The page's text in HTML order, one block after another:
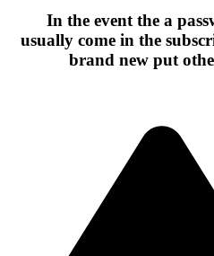
In the event the a
usually come in the
brand new put